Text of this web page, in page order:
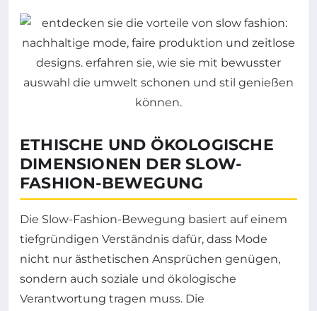
ETHISCHE UND ÖKOLOGISCHE
DIMENSIONEN DER SLOW-
FASHION-BEWEGUNG
Die Slow-Fashion-Bewegung basiert auf einem
tiefgründigen Verständnis dafür, dass Mode
nicht nur ästhetischen Ansprüchen genügen,
sondern auch soziale und ökologische
Verantwortung tragen muss. Die